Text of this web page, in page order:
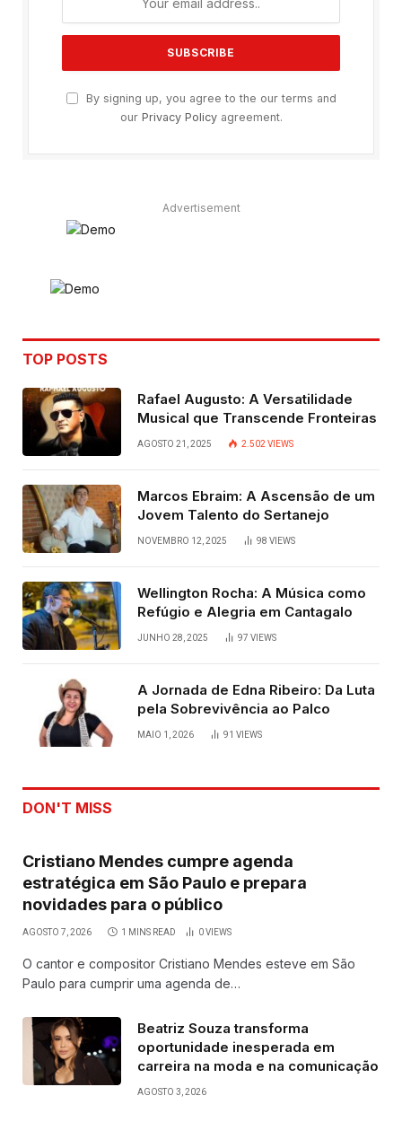
By signing up, you agree to the our terms and
our Privacy Policyagreement.
Advertisement
TOP POSTS
Rafael Augusto: A Versatilidade
Musical que Transcende Fronteiras
AGOSTO 21, 2025 2.502 VIEWS
Marcos Ebraim: A Ascensão de um
Jovem Talento do Sertanejo
NOVEMBRO 12, 2025 98 VIEWS
Wellington Rocha: A Música como
Refúgio e Alegria em Cantagalo
JUNHO 28, 2025 97 VIEWS
A Jornada de Edna Ribeiro: Da Luta
pela Sobrevivência ao Palco
MAIO 1, 2026 91 VIEWS
DON'T MISS
Cristiano Mendes cumpre agenda
estratégica em São Paulo e prepara
novidades para o público
AGOSTO 7, 2026 1 MINS READ 0VIEWS
O cantor e compositor Cristiano Mendes esteve em São
Paulo para cumprir uma agenda de…
Beatriz Souza transforma
oportunidade inesperada em
carreira na moda e na comunicação
AGOSTO 3, 2026